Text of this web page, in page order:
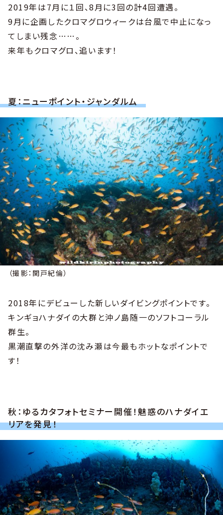
2019年は7月に１回、8月に3回の計4回遭遇。
9月に企画したクロマグロウィークは台風で中止になっ
てしまい残念……。
来年もクロマグロ、追います！
夏：ニューポイント・ジャンダルム
（撮影：関戸紀倫）
2018年にデビューした新しいダイビングポイントです。
キンギョハナダイの大群と沖ノ島随一のソフトコーラル
群生。
黒潮直撃の外洋の沈み瀬は今最もホットなポイントで
す！
秋：ゆるカタフォトセミナー開催！魅惑のハナダイエ
リアを発見！